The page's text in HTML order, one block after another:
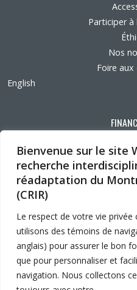
Bienvenue sur le site
recherche
réadaptation du
(CRIR)
Le respect de votre vie
utilisons des témoins de
anglais) pour assurer le bon
que pour personnaliser et
navigation. Nous collectons
Participer à
Nos
Foire
English